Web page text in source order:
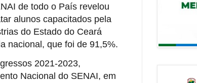
de todo o País revelou
alunos capacitados pela
do Estado do Ceará
nacional, que foi de 91,5%.
2021-2023,
Nacional do SENAI, em